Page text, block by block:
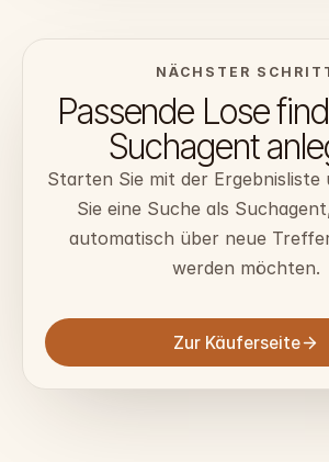
NÄCHSTER
Passende Lose
Suchagent
Starten Sie mit der Ergebnisliste
Sie eine Suche als
automatisch über neue
werden möchten.
Zur Käuferseite